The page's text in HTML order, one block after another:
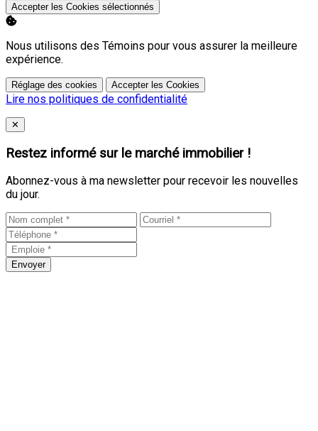
Accepter les Cookies sélectionnés
Nous utilisons des Témoins pour vous assurer la meilleure
expérience.
Réglage des cookies Accepter les Cookies
Lire nos politiques de confidentialité
Close
✕
Restez informé sur le marché immobilier !
Abonnez-vous à ma newsletter pour recevoir les nouvelles
du jour.
Envoyer